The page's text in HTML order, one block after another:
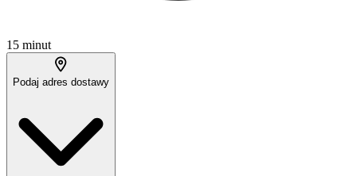
15 minut
Podaj adres dostawy